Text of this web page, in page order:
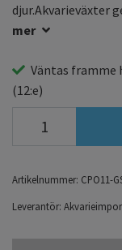
djur.Akvarieväxter
mer
Väntas framme
(12:e)
Artikelnummer: CPO11-
Leverantör: